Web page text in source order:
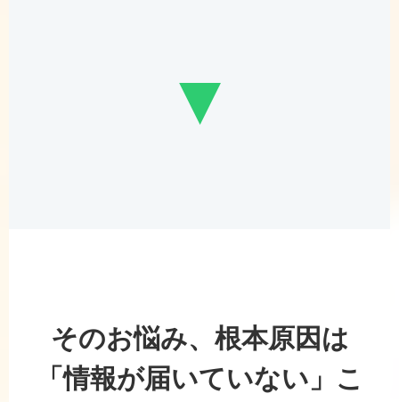
▼
そのお悩み、根本原因は
「情報が届いていない」こ